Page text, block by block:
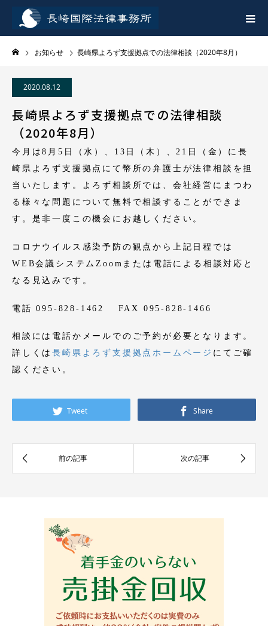
お知らせ 長崎県よろず支援拠点での法律相談（2020年8月）
2020.08.12
長崎県よろず支援拠点での法律相談
（2020年8月）
今月は8月5日（水）、13日（木）、21日（金）に長
崎県よろず支援拠点にて幣所の弁護士が法律相談を担
当いたします。よろず相談所では、会社経営にまつわ
る様々な問題について無料で相談することができま
す。是非一度この機会にお越しください。
コロナウイルス感染予防の観点から上記日程では
WEB会議システムZoomまたは電話による相談対応と
なる見込みです。
電話 095-828-1462 FAX 095-828-1466
相談には電話かメールでのご予約が必要となります。
詳しくは長崎県よろず支援拠点ホームページ にてご確
認ください。
Tweet Share